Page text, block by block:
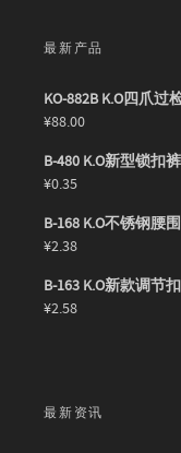
最新产品
KO-882B K.O四爪
¥88.00
B-480 K.O新型锁扣
¥0.35
B-168 K.O不锈钢腰
¥2.38
B-163 K.O新款调节
¥2.58
最新资讯